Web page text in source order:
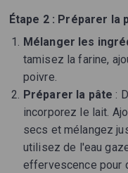
Étape 2 : Préparer la
Mélanger les
tamisez la farine,
poivre.
Préparer la pâte :
incorporez le lait.
secs et mélangez
utilisez de l'eau
effervescence pour